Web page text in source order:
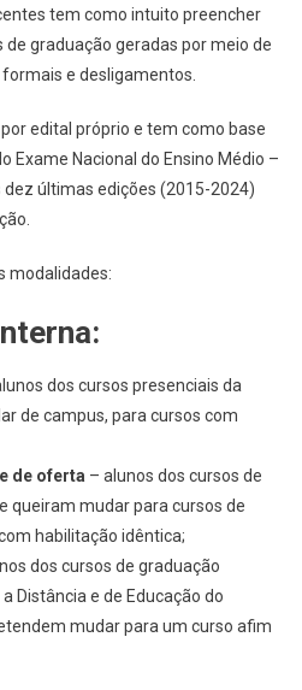
tem como intuito preencher
de graduação geradas por meio de
e desligamentos.
edital próprio e tem como base
Exame Nacional do Ensino Médio –
últimas edições (2015-2024)
modalidades:
dos cursos presenciais da
de campus, para cursos com
de oferta – alunos dos cursos de
queiram mudar para cursos de
habilitação idêntica;
dos cursos de graduação
Distância e de Educação do
mudar para um curso afim